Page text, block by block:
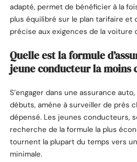
adapté, permet de bénéficier à la
plus équilibré sur le plan tarifaire et
précise aux exigences de la voiture
Quelle est la formule
jeune conducteur la moins
S’engager dans une assurance
débuts, amène à surveiller de près
dépensé. Les jeunes conducteurs,
recherche de la formule la plus
tournent la plupart du temps vers
minimale.